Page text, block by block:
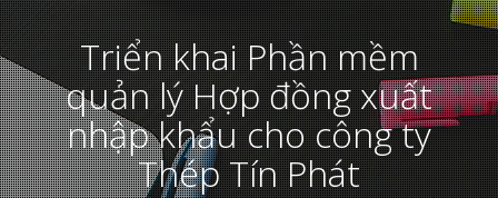
ở
đây
Triển khai Phần mềm
quản lý Hợp đồng xuất
nhập khẩu cho công ty
Thép Tín Phát